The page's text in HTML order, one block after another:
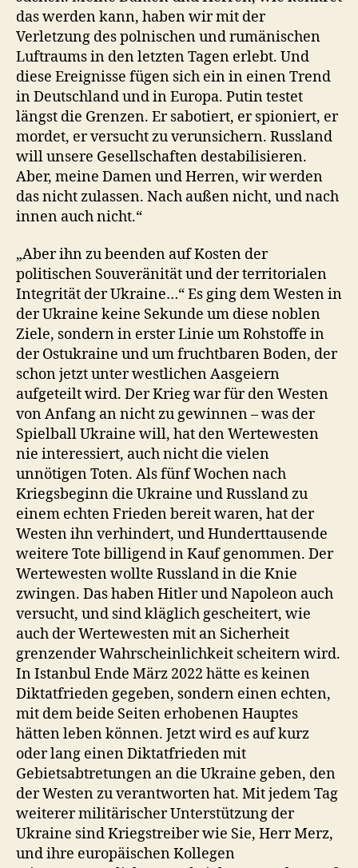
das werden kann, haben wir mit der
Verletzung des polnischen und rumänischen
Luftraums in den letzten Tagen erlebt. Und
diese Ereignisse fügen sich ein in einen Trend
in Deutschland und in Europa. Putin testet
längst die Grenzen. Er sabotiert, er spioniert, er
mordet, er versucht zu verunsichern. Russland
will unsere Gesellschaften destabilisieren.
Aber, meine Damen und Herren, wir werden
das nicht zulassen. Nach außen nicht, und nach
innen auch nicht.“
„Aber ihn zu beenden auf Kosten der
politischen Souveränität und der territorialen
Integrität der Ukraine…“ Es ging dem Westen in
der Ukraine keine Sekunde um diese noblen
Ziele, sondern in erster Linie um Rohstoffe in
der Ostukraine und um fruchtbaren Boden, der
schon jetzt unter westlichen Aasgeiern
aufgeteilt wird. Der Krieg war für den Westen
von Anfang an nicht zu gewinnen – was der
Spielball Ukraine will, hat den Wertewesten
nie interessiert, auch nicht die vielen
unnötigen Toten. Als fünf Wochen nach
Kriegsbeginn die Ukraine und Russland zu
einem echten Frieden bereit waren, hat der
Westen ihn verhindert, und Hunderttausende
weitere Tote billigend in Kauf genommen. Der
Wertewesten wollte Russland in die Knie
zwingen. Das haben Hitler und Napoleon auch
versucht, und sind kläglich gescheitert, wie
auch der Wertewesten mit an Sicherheit
grenzender Wahrscheinlichkeit scheitern wird.
In Istanbul Ende März 2022 hätte es keinen
Diktatfrieden gegeben, sondern einen echten,
mit dem beide Seiten erhobenen Hauptes
hätten leben können. Jetzt wird es auf kurz
oder lang einen Diktatfrieden mit
Gebietsabtretungen an die Ukraine geben, den
der Westen zu verantworten hat. Mit jedem Tag
weiterer militärischer Unterstützung der
Ukraine sind Kriegstreiber wie Sie, Herr Merz,
und ihre europäischen Kollegen